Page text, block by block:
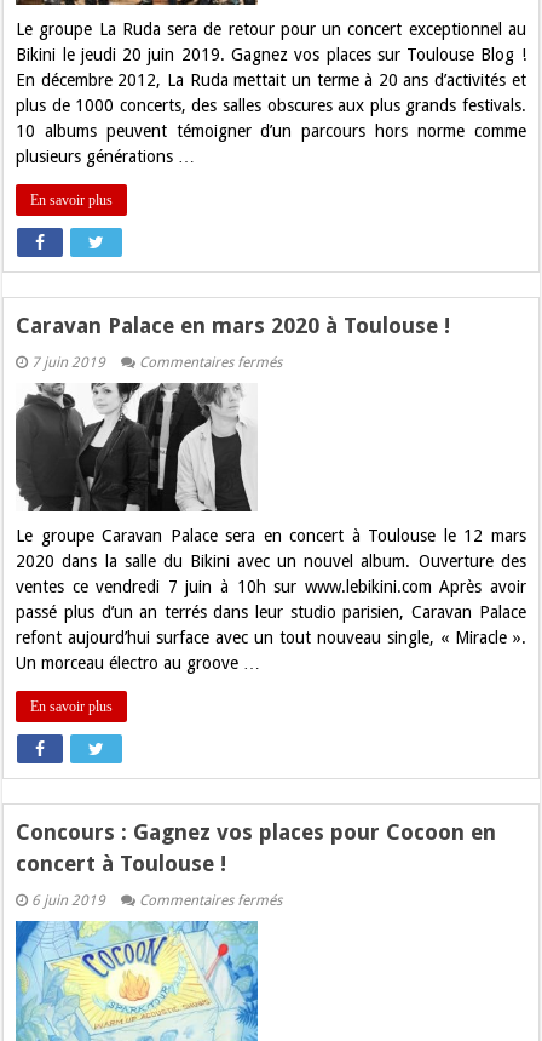
Le groupe La Ruda sera de retour pour un concert exceptionnel au
Bikini le jeudi 20 juin 2019. Gagnez vos places sur Toulouse Blog !
En décembre 2012, La Ruda mettait un terme à 20 ans d’activités et
plus de 1000 concerts, des salles obscures aux plus grands festivals.
10 albums peuvent témoigner d’un parcours hors norme comme
plusieurs générations …
En savoir plus
Caravan Palace en mars 2020 à Toulouse !
7 juin 2019 Commentaires ferméssur
Le groupe Caravan Palace sera en concert à Toulouse le 12 mars
2020 dans la salle du Bikini avec un nouvel album. Ouverture des
ventes ce vendredi 7 juin à 10h sur www.lebikini.com Après avoir
passé plus d’un an terrés dans leur studio parisien, Caravan Palace
refont aujourd’hui surface avec un tout nouveau single, « Miracle ».
Un morceau électro au groove …
En savoir plus
Concours : Gagnez vos places pour Cocoon en
concert à Toulouse !
6 juin 2019 Commentaires ferméssur